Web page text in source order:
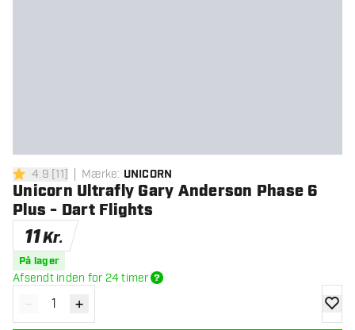
4.9 bedømmelsesstjerner
4.9 [11] Mærke: UNICORN
Unicorn Ultrafly Gary Anderson Phase 6
Plus - Dart Flights
11Kr.
På lager
Afsendt inden for 24 timer
Reducér antal
- Øg antal
+